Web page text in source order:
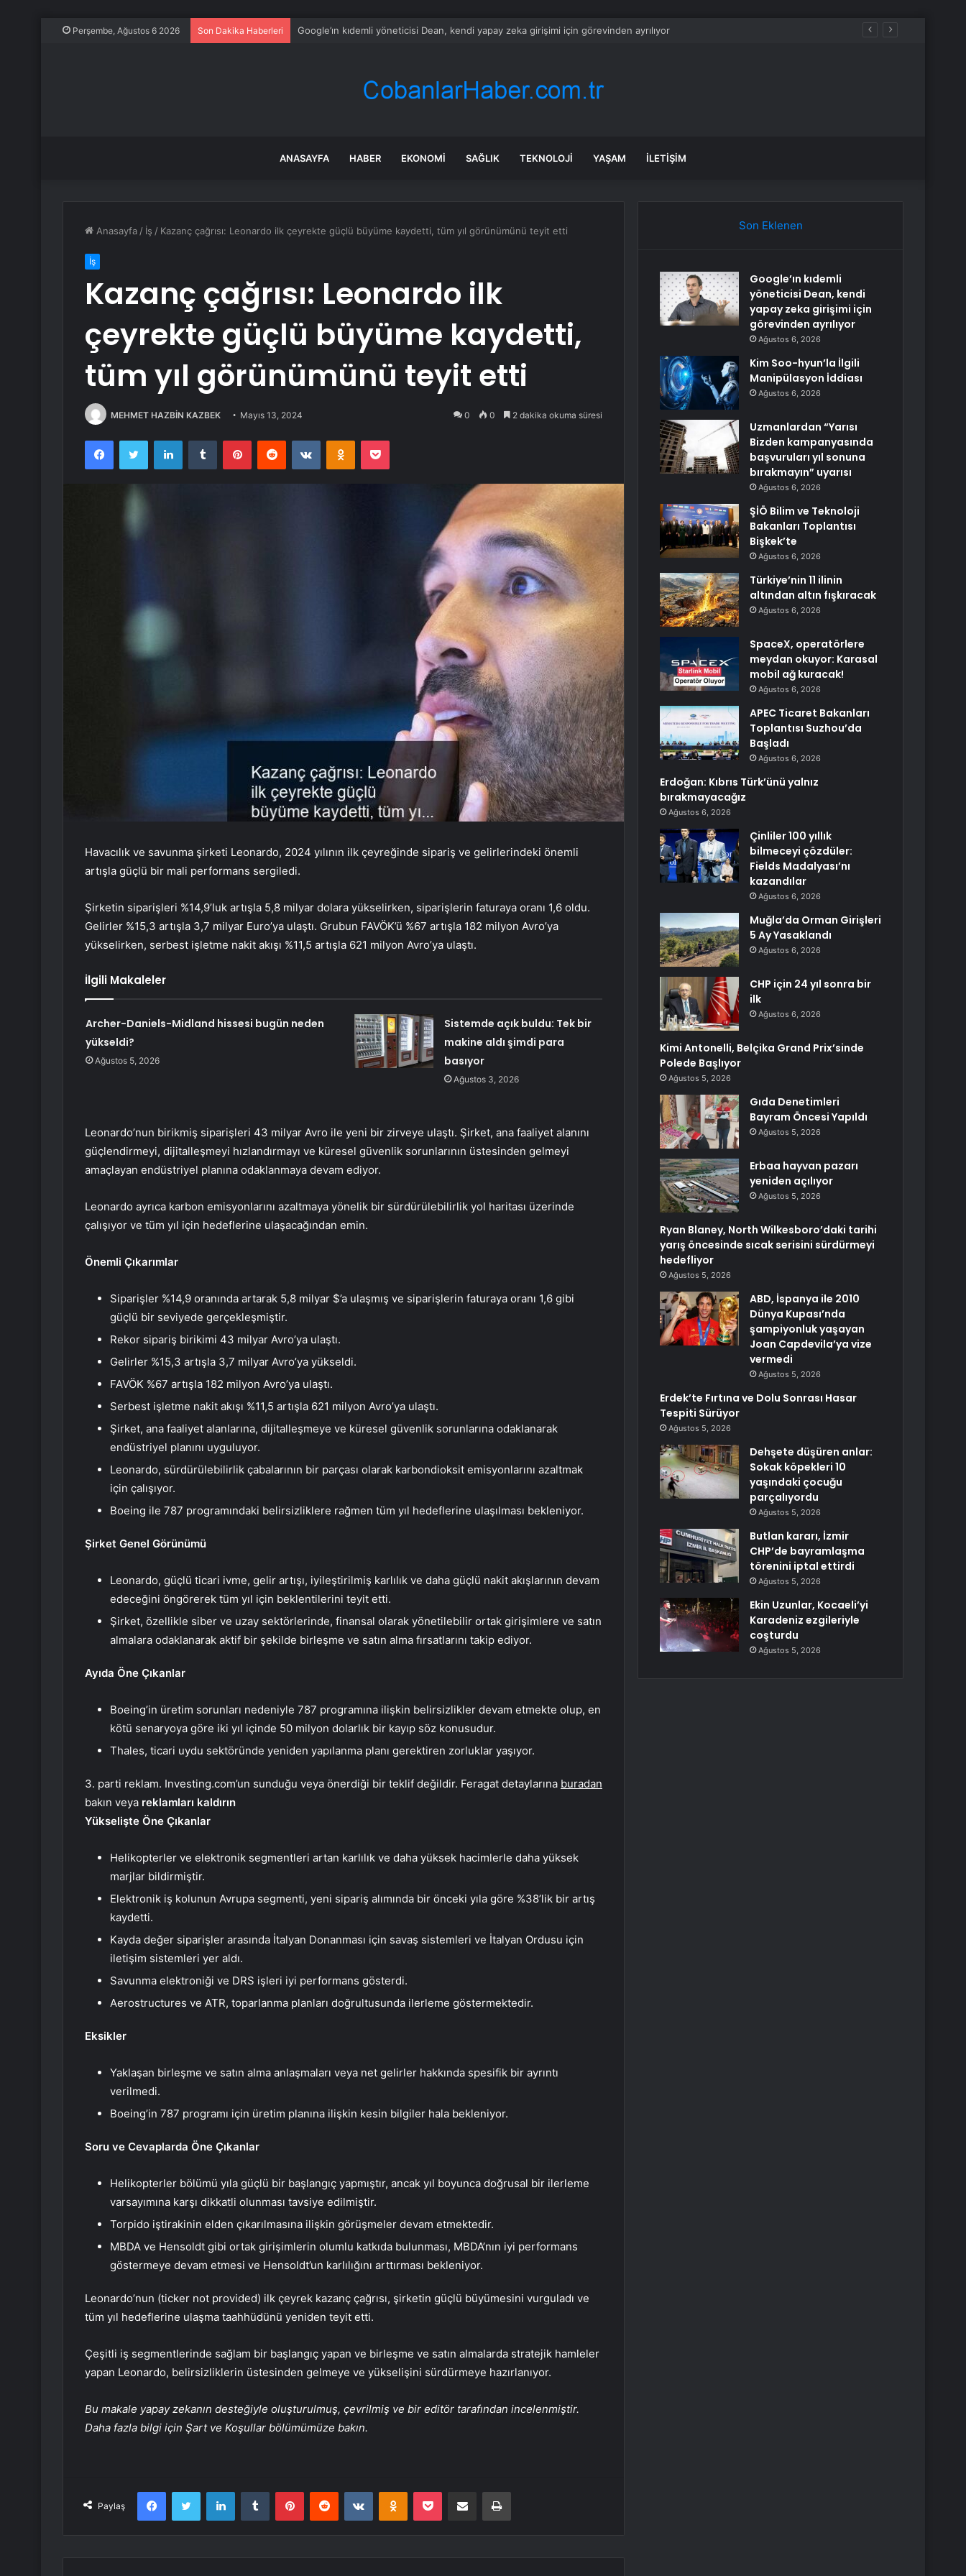
Perşembe, Ağustos 6 2026 Son Dakika Haberleri Kim Soo-hyun’la İlgili Manipülasyon İddiası
ANASAYFA HABER EKONOMI SAĞLIK TEKNOLOJI YAŞAM İLETIŞIM
Anasayfa / İş / Kazanç çağrısı: Leonardo ilk çeyrekte güçlü büyüme kaydetti, tüm yıl görünümünü teyit etti
İş
Kazanç çağrısı: Leonardo ilk
çeyrekte güçlü büyüme kaydetti,
tüm yıl görünümünü teyit etti
MEHMET HAZBİN KAZBEK Mayıs 13, 2024 0 0 2 dakika okuma süresi
FacebookTwitter LinkedInTumblr PinterestReddit VKontakteOdnoklassniki
Pocket
Havacılık ve savunma şirketi Leonardo, 2024 yılının ilk çeyreğinde sipariş ve gelirlerindeki önemli
artışla güçlü bir mali performans sergiledi.
Şirketin siparişleri %14,9’luk artışla 5,8 milyar dolara yükselirken, siparişlerin faturaya oranı 1,6 oldu.
Gelirler %15,3 artışla 3,7 milyar Euro’ya ulaştı. Grubun FAVÖK’ü %67 artışla 182 milyon Avro’ya
yükselirken, serbest işletme nakit akışı %11,5 artışla 621 milyon Avro’ya ulaştı.
İlgili Makaleler
Archer-Daniels-Midland hissesi bugün neden
yükseldi?
Ağustos 5, 2026
Sistemde açık buldu: Tek bir
makine aldı şimdi para
basıyor
Ağustos 3, 2026
Leonardo’nun birikmiş siparişleri 43 milyar Avro ile yeni bir zirveye ulaştı. Şirket, ana faaliyet alanını
güçlendirmeyi, dijitalleşmeyi hızlandırmayı ve küresel güvenlik sorunlarının üstesinden gelmeyi
amaçlayan endüstriyel planına odaklanmaya devam ediyor.
Leonardo ayrıca karbon emisyonlarını azaltmaya yönelik bir sürdürülebilirlik yol haritası üzerinde
çalışıyor ve tüm yıl için hedeflerine ulaşacağından emin.
Önemli Çıkarımlar
Siparişler %14,9 oranında artarak 5,8 milyar $’a ulaşmış ve siparişlerin faturaya oranı 1,6 gibi
güçlü bir seviyede gerçekleşmiştir.
Rekor sipariş birikimi 43 milyar Avro’ya ulaştı.
Gelirler %15,3 artışla 3,7 milyar Avro’ya yükseldi.
FAVÖK %67 artışla 182 milyon Avro’ya ulaştı.
Serbest işletme nakit akışı %11,5 artışla 621 milyon Avro’ya ulaştı.
Şirket, ana faaliyet alanlarına, dijitalleşmeye ve küresel güvenlik sorunlarına odaklanarak
endüstriyel planını uyguluyor.
Leonardo, sürdürülebilirlik çabalarının bir parçası olarak karbondioksit emisyonlarını azaltmak
için çalışıyor.
Boeing ile 787 programındaki belirsizliklere rağmen tüm yıl hedeflerine ulaşılması bekleniyor.
Şirket Genel Görünümü
Leonardo, güçlü ticari ivme, gelir artışı, iyileştirilmiş karlılık ve daha güçlü nakit akışlarının devam
edeceğini öngörerek tüm yıl için beklentilerini teyit etti.
Şirket, özellikle siber ve uzay sektörlerinde, finansal olarak yönetilebilir ortak girişimlere ve satın
almalara odaklanarak aktif bir şekilde birleşme ve satın alma fırsatlarını takip ediyor.
Ayıda Öne Çıkanlar
Boeing’in üretim sorunları nedeniyle 787 programına ilişkin belirsizlikler devam etmekte olup, en
kötü senaryoya göre iki yıl içinde 50 milyon dolarlık bir kayıp söz konusudur.
Thales, ticari uydu sektöründe yeniden yapılanma planı gerektiren zorluklar yaşıyor.
3. parti reklam. Investing.com’un sunduğu veya önerdiği bir teklif değildir. Feragat detaylarına buradan
bakın veya reklamları kaldırın
Yükselişte Öne Çıkanlar
Helikopterler ve elektronik segmentleri artan karlılık ve daha yüksek hacimlerle daha yüksek
marjlar bildirmiştir.
Elektronik iş kolunun Avrupa segmenti, yeni sipariş alımında bir önceki yıla göre %38’lik bir artış
kaydetti.
Kayda değer siparişler arasında İtalyan Donanması için savaş sistemleri ve İtalyan Ordusu için
iletişim sistemleri yer aldı.
Savunma elektroniği ve DRS işleri iyi performans gösterdi.
Aerostructures ve ATR, toparlanma planları doğrultusunda ilerleme göstermektedir.
Eksikler
Yaklaşan birleşme ve satın alma anlaşmaları veya net gelirler hakkında spesifik bir ayrıntı
verilmedi.
Boeing’in 787 programı için üretim planına ilişkin kesin bilgiler hala bekleniyor.
Soru ve Cevaplarda Öne Çıkanlar
Helikopterler bölümü yıla güçlü bir başlangıç yapmıştır, ancak yıl boyunca doğrusal bir ilerleme
varsayımına karşı dikkatli olunması tavsiye edilmiştir.
Torpido iştirakinin elden çıkarılmasına ilişkin görüşmeler devam etmektedir.
MBDA ve Hensoldt gibi ortak girişimlerin olumlu katkıda bulunması, MBDA’nın iyi performans
göstermeye devam etmesi ve Hensoldt’un karlılığını arttırması bekleniyor.
Leonardo’nun (ticker not provided) ilk çeyrek kazanç çağrısı, şirketin güçlü büyümesini vurguladı ve
tüm yıl hedeflerine ulaşma taahhüdünü yeniden teyit etti.
Çeşitli iş segmentlerinde sağlam bir başlangıç yapan ve birleşme ve satın almalarda stratejik hamleler
yapan Leonardo, belirsizliklerin üstesinden gelmeye ve yükselişini sürdürmeye hazırlanıyor.
Bu makale yapay zekanın desteğiyle oluşturulmuş, çevrilmiş ve bir editör tarafından incelenmiştir.
Daha fazla bilgi için Şart ve Koşullar bölümümüze bakın.
Paylaş
FacebookTwitter LinkedInTumblr PinterestReddit VKontakteOdnoklassniki
Pocket E-Posta ile paylaş Yazdır
Son Eklenen
Google’ın kıdemli
yöneticisi Dean, kendi
yapay zeka girişimi için
görevinden ayrılıyor
Ağustos 6, 2026
Kim Soo-hyun’la İlgili
Manipülasyon İddiası
Ağustos 6, 2026
Uzmanlardan “Yarısı
Bizden kampanyasında
başvuruları yıl sonuna
bırakmayın” uyarısı
Ağustos 6, 2026
ŞİÖ Bilim ve Teknoloji
Bakanları Toplantısı
Bişkek’te
Ağustos 6, 2026
Türkiye’nin 11 ilinin
altından altın fışkıracak
Ağustos 6, 2026
SpaceX, operatörlere
meydan okuyor: Karasal
mobil ağ kuracak!
Ağustos 6, 2026
APEC Ticaret Bakanları
Toplantısı Suzhou’da
Başladı
Ağustos 6, 2026
Erdoğan: Kıbrıs Türk’ünü yalnız
bırakmayacağız
Ağustos 6, 2026
Çinliler 100 yıllık
bilmeceyi çözdüler:
Fields Madalyası’nı
kazandılar
Ağustos 6, 2026
Muğla’da Orman Girişleri
5 Ay Yasaklandı
Ağustos 6, 2026
CHP için 24 yıl sonra bir
ilk
Ağustos 6, 2026
Kimi Antonelli, Belçika Grand Prix’sinde
Polede Başlıyor
Ağustos 5, 2026
Gıda Denetimleri
Bayram Öncesi Yapıldı
Ağustos 5, 2026
Erbaa hayvan pazarı
yeniden açılıyor
Ağustos 5, 2026
Ryan Blaney, North Wilkesboro’daki tarihi
yarış öncesinde sıcak serisini sürdürmeyi
hedefliyor
Ağustos 5, 2026
ABD, İspanya ile 2010
Dünya Kupası’nda
şampiyonluk yaşayan
Joan Capdevila’ya vize
vermedi
Ağustos 5, 2026
Erdek’te Fırtına ve Dolu Sonrası Hasar
Tespiti Sürüyor
Ağustos 5, 2026
Dehşete düşüren anlar:
Sokak köpekleri 10
yaşındaki çocuğu
parçalıyordu
Ağustos 5, 2026
Butlan kararı, İzmir
CHP’de bayramlaşma
törenini iptal ettirdi
Ağustos 5, 2026
Ekin Uzunlar, Kocaeli’yi
Karadeniz ezgileriyle
coşturdu
Ağustos 5, 2026